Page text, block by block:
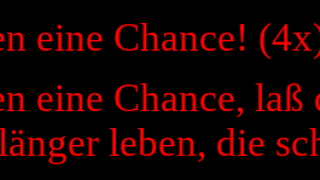
eine Chance!
eine Chance,
leben, die